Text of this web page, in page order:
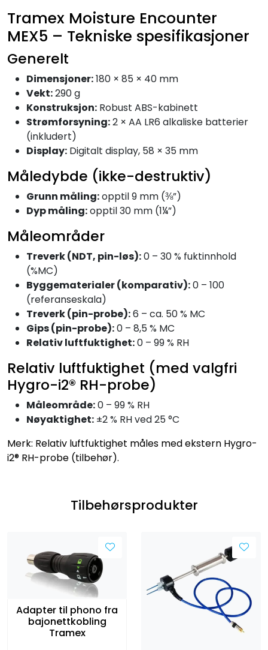
Tramex Moisture Encounter
MEX5 – Tekniske spesifikasjoner
Generelt
Dimensjoner:180 × 85 × 40 mm
Vekt:290 g
Konstruksjon: Robust ABS-kabinett
Strømforsyning:2 × AA LR6 alkaliske batterier
(inkludert)
Display: Digitalt display, 58 × 35 mm
Måledybde (ikke-destruktiv)
Grunn måling:opptil 9 mm (⅜”)
Dyp måling:opptil 30 mm (1¼”)
Måleområder
Treverk (NDT, pin-løs):0 – 30 % fuktinnhold
(%MC)
Byggematerialer (komparativ):0 – 100
(referanseskala)
Treverk (pin-probe):6 – ca. 50 % MC
Gips (pin-probe):0 – 8,5 % MC
Relativ luftfuktighet:0 – 99 % RH
Relativ luftfuktighet (med valgfri
Hygro-i2® RH-probe)
Måleområde:0 – 99 % RH
Nøyaktighet: ±2 % RH ved 25 °C
Merk: Relativ luftfuktighet måles med ekstern Hygro-
i2® RH-probe (tilbehør).
Tilbehørsprodukter
Adapter til phono fra
bajonettkobling
Tramex